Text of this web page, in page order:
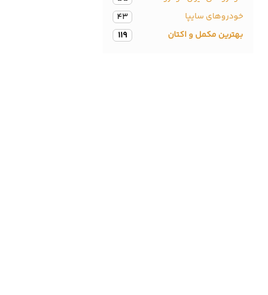
خودروهای سایپا
43
بهترین مکمل و اکتان
119